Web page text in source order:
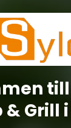
till
& Grill